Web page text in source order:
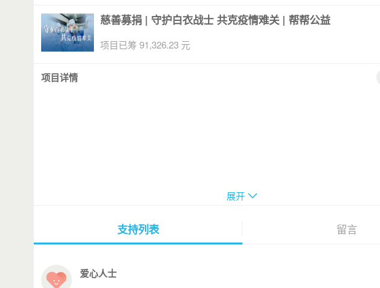
慈善募捐 | 守护白衣战士 共克疫情难关 | 帮帮公益
项目已筹 91,326.23 元
项目详情
展开
支持列表 留言
爱心人士